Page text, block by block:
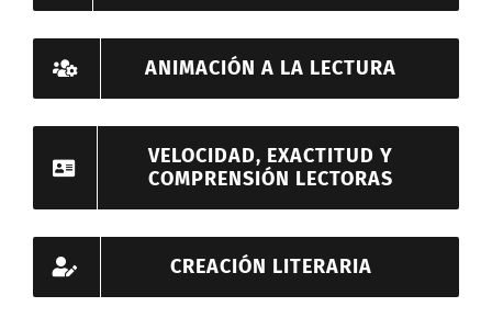
ANIMACIÓN A LA LECTURA
VELOCIDAD, EXACTITUD Y
COMPRENSIÓN LECTORAS
CREACIÓN LITERARIA